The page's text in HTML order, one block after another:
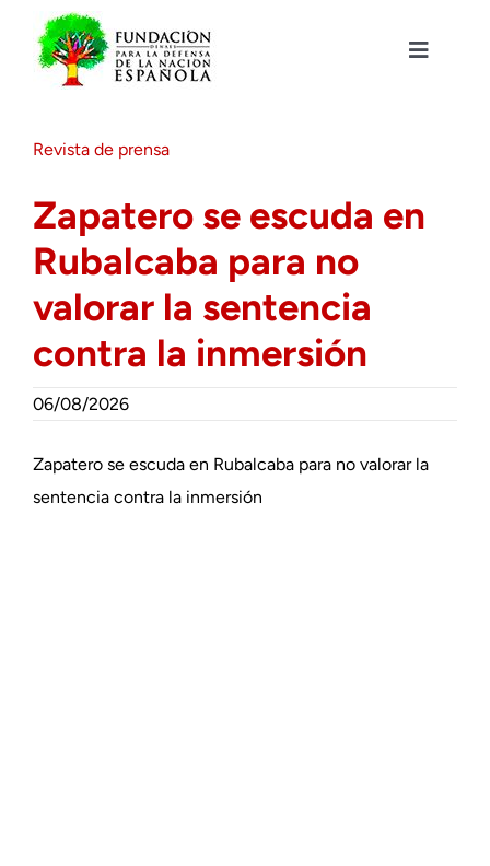
contenido
Toggle
Actualidad
Actividades
Colabora
Revista de prensa
Zapatero se escuda en
Rubalcaba para no
valorar la sentencia
contra la inmersión
06/08/2026
Zapatero se escuda en Rubalcaba para no valorar la
sentencia contra la inmersión